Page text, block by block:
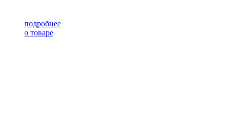
подробнее
о товаре